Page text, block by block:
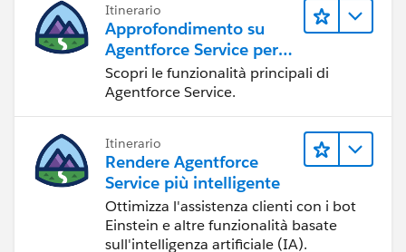
Itinerario
Approfondimento su
Agentforce Service per
gli amministratori
Scopri le funzionalità principali di
Agentforce Service.
Itinerario
Rendere Agentforce
Service più intelligente
Ottimizza l'assistenza clienti con i bot
Einstein e altre funzionalità basate
sull'intelligenza artificiale (IA).